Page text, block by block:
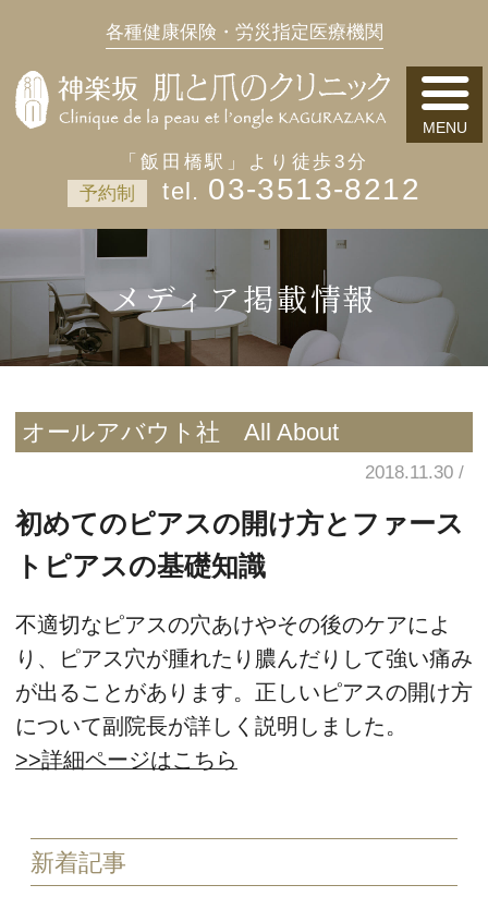
各種健康保険・労災指定医療機関
「飯田橋駅」より徒歩3分
予約制
03-3513-8212
メディア掲載情報
オールアバウト社 All About
2018.11.30
初めてのピアスの開け方とファース
トピアスの基礎知識
不適切なピアスの穴あけやその後のケアによ
り、ピアス穴が腫れたり膿んだりして強い痛み
が出ることがあります。正しいピアスの開け方
について副院長が詳しく説明しました。
>>詳細ページはこちら
新着記事